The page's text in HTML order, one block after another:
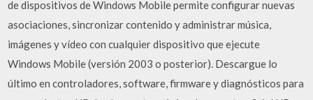
de dispositivos de Windows Mobile permite configurar nuevas
asociaciones, sincronizar contenido y administrar música,
imágenes y vídeo con cualquier dispositivo que ejecute
Windows Mobile (versión 2003 o posterior). Descargue lo
último en controladores, software, firmware y diagnósticos para